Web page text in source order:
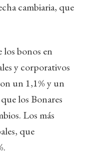
cambiaria, que
los bonos en
y corporativos
un 1,1% y un
los Bonares
Los más
que